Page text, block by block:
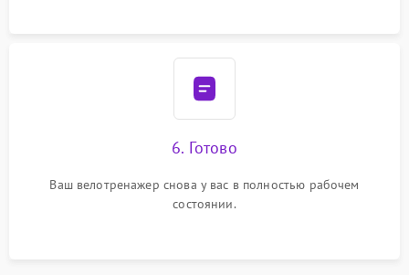
6. Готово
Ваш велотренажер снова у вас в полностью рабочем
состоянии.